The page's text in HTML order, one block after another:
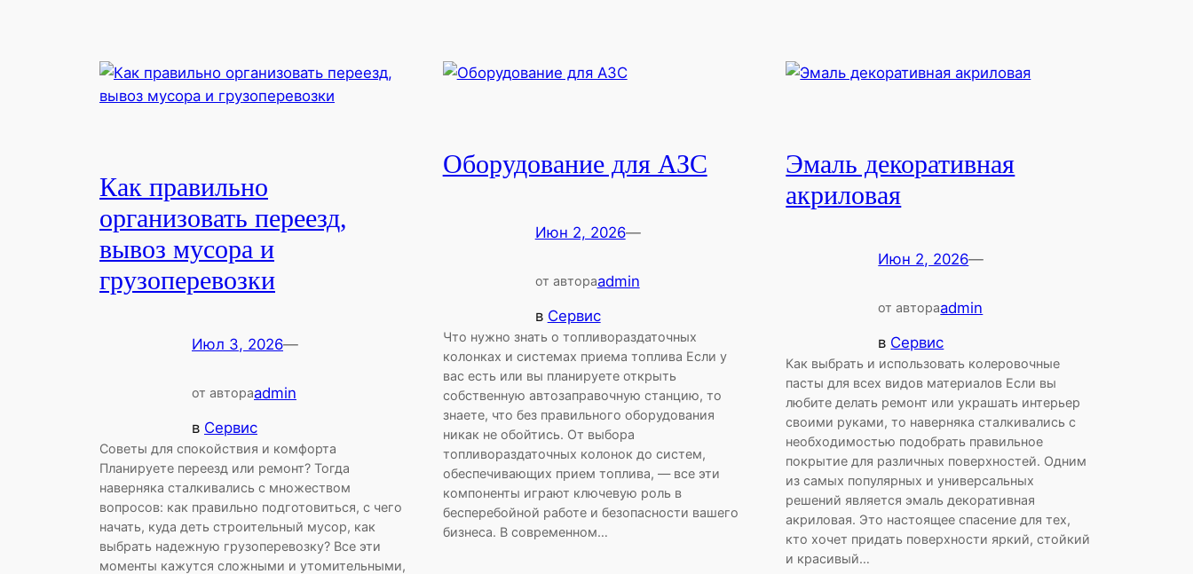
Как правильно
организовать переезд,
вывоз мусора и
грузоперевозки
Июл 3, 2026—
от автораadmin
в Сервис
Советы для спокойствия и комфорта
Планируете переезд или ремонт? Тогда
наверняка сталкивались с множеством
вопросов: как правильно подготовиться, с чего
начать, куда деть строительный мусор, как
выбрать надежную грузоперевозку? Все эти
моменты кажутся сложными и утомительными,
Оборудование для АЗС
Июн 2, 2026—
от автораadmin
в Сервис
Что нужно знать о топливораздаточных
колонках и системах приема топлива Если у
вас есть или вы планируете открыть
собственную автозаправочную станцию, то
знаете, что без правильного оборудования
никак не обойтись. От выбора
топливораздаточных колонок до систем,
обеспечивающих прием топлива, — все эти
компоненты играют ключевую роль в
бесперебойной работе и безопасности вашего
бизнеса. В современном…
Эмаль декоративная
акриловая
Июн 2, 2026—
от автораadmin
в Сервис
Как выбрать и использовать колеровочные
пасты для всех видов материалов Если вы
любите делать ремонт или украшать интерьер
своими руками, то наверняка сталкивались с
необходимостью подобрать правильное
покрытие для различных поверхностей. Одним
из самых популярных и универсальных
решений является эмаль декоративная
акриловая. Это настоящее спасение для тех,
кто хочет придать поверхности яркий, стойкий
и красивый…